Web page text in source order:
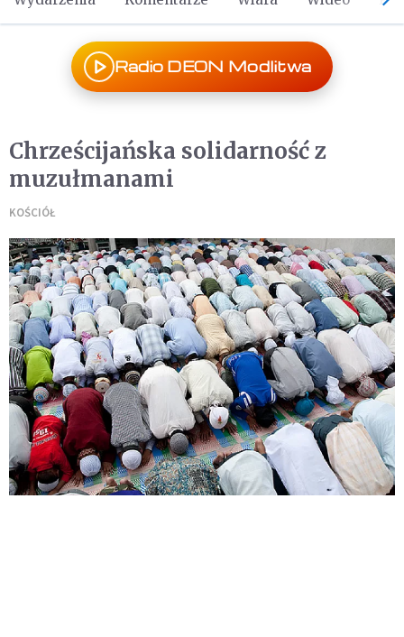
Radio DEON Modlitwa
Chrześcijańska solidarność z
muzułmanami
KOŚCIÓŁ